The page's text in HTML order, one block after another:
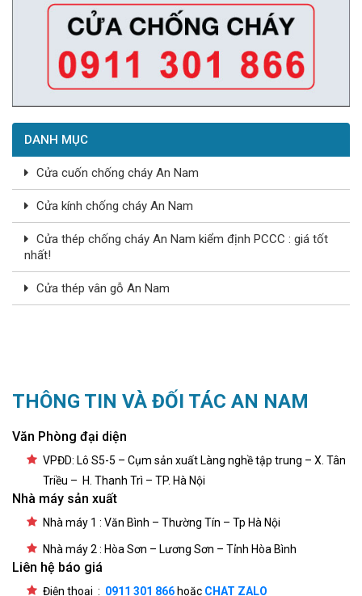
DANH MỤC
Cửa cuốn chống cháy An Nam
Cửa kính chống cháy An Nam
Cửa thép chống cháy An Nam kiểm định PCCC : giá tốt
nhất!
Cửa thép vân gỗ An Nam
THÔNG TIN VÀ ĐỐI TÁC AN NAM
Văn Phòng đại diện
VPĐD: Lô S5-5 – Cụm sản xuất Làng nghề tập trung – X. Tân
Triều – H. Thanh Trì – TP. Hà Nội
Nhà máy sản xuất
Nhà máy 1 : Văn Bình – Thường Tín – Tp Hà Nội
Nhà máy 2 : Hòa Sơn – Lương Sơn – Tỉnh Hòa Bình
Liên hệ báo giá
Điện thoại : 0911 301 866 hoặc CHAT ZALO